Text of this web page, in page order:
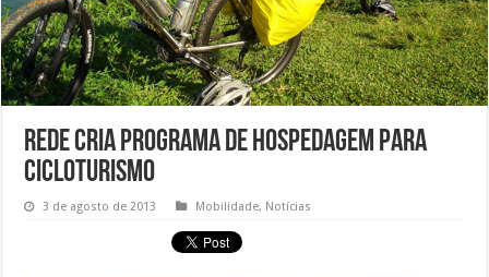
Rede cria programa de hospedagem para
Cicloturismo
3 de agosto de 2013 Mobilidade, Notícias